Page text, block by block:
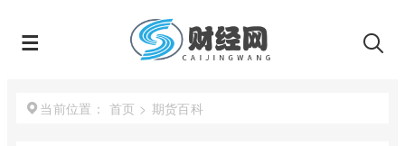
当前位置： 首页 > 期货百科